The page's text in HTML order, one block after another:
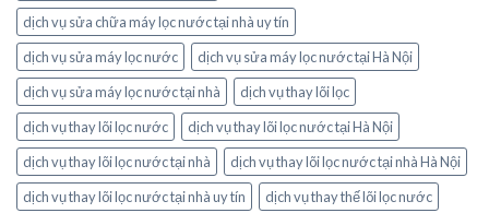
dịch vụ sửa chữa máy lọc nước tại nhà uy tín
dịch vụ sửa máy lọc nước
dịch vụ sửa máy lọc nước tại Hà Nội
dịch vụ sửa máy lọc nước tại nhà
dịch vụ thay lõi lọc
dịch vụ thay lõi lọc nước
dịch vụ thay lõi lọc nước tại Hà Nội
dịch vụ thay lõi lọc nước tại nhà
dịch vụ thay lõi lọc nước tại nhà Hà Nội
dịch vụ thay lõi lọc nước tại nhà uy tín
dịch vụ thay thế lõi lọc nước